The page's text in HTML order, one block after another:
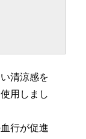
清涼感を
用しまし
行が促進